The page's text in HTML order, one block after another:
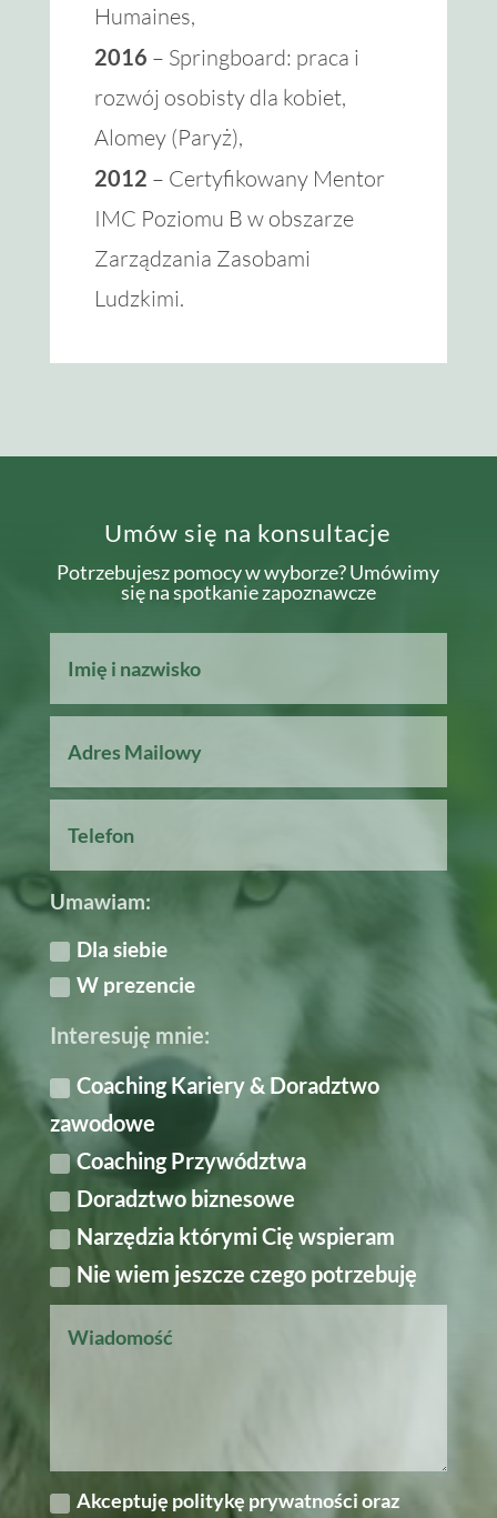
Humaines,
2016 – Springboard: praca i
rozwój osobisty dla kobiet,
Alomey (Paryż),
2012 – Certyfikowany Mentor
IMC Poziomu B w obszarze
Zarządzania Zasobami
Ludzkimi.
Umów się na konsultacje
Potrzebujesz pomocy w wyborze? Umówimy
się na spotkanie zapoznawcze
Umawiam:
Dla siebie
W prezencie
Interesuję mnie:
Coaching Kariery & Doradztwo
zawodowe
Coaching Przywództwa
Doradztwo biznesowe
Narzędzia którymi Cię wspieram
Nie wiem jeszcze czego potrzebuję
Akceptuję politykę prywatności oraz